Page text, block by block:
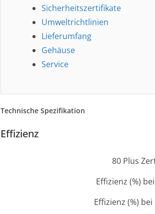
Sicherheitszertifikate
Umweltrichtlinien
Lieferumfang
Gehäuse
Service
Technische Spezifikation
Effizienz
80 Plus
Effizienz (%)
Effizienz (%) bei